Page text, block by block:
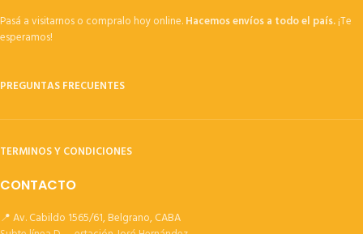
Pasá a visitarnos o compralo hoy online.Hacemos envíos a todo el país.¡Te
esperamos!
PREGUNTAS FRECUENTES
TERMINOS Y CONDICIONES
CONTACTO
📍 Av. Cabildo 1565/61, Belgrano, CABA